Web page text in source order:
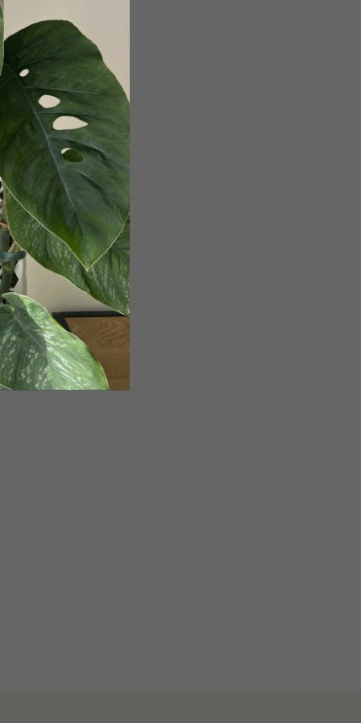
podmínkami .
účelem registrace.